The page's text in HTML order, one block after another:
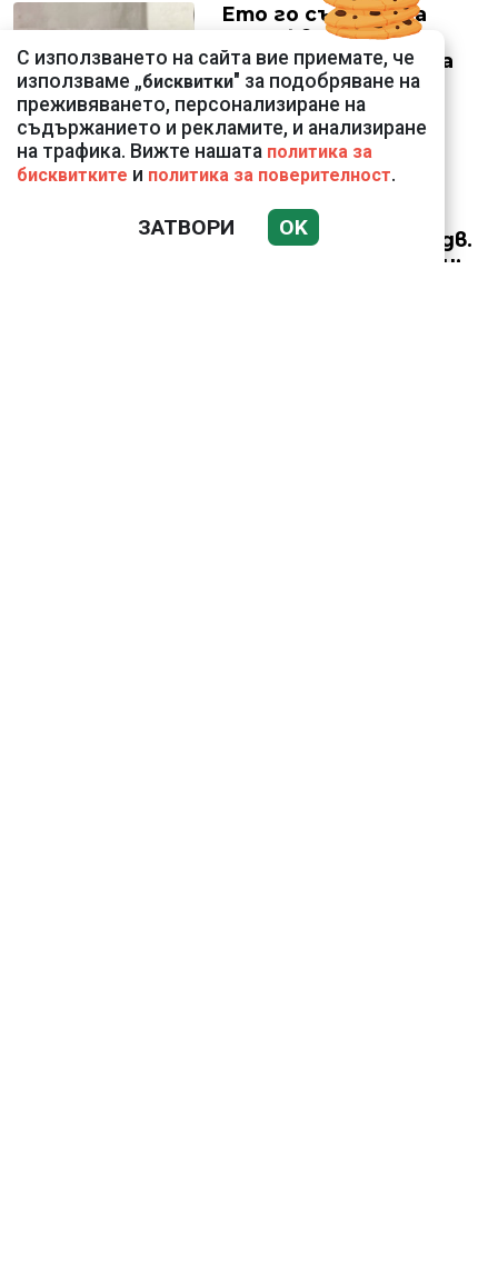
Ето го съпруга на
неадекватната
външна министърка
Велислава Петрова
Николай Попов за
фалшивия пиар на адв.
Димитър Марковски:
С използването на сайта вие приемате, че
използваме „бисквитки" за подобряване на
преживяването, персонализиране на
съдържанието и рекламите, и анализиране
на трафика. Вижте нашата политика за
бисквитките и политика за поверителност.
ЗАТВОРИ OK